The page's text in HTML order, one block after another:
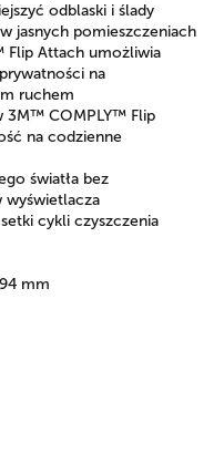
odblaski i ślady
jasnych pomieszczeniach
Flip Attach umożliwia
na
ruchem
3M™ COMPLY™ Flip
na codzienne
światła bez
wyświetlacza
cykli czyszczenia
mm